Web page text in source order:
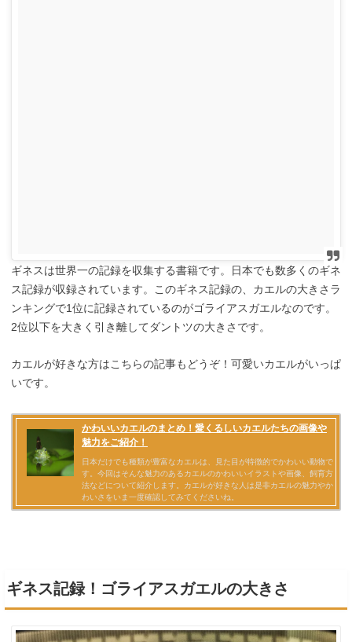
ギネスは世界一の記録を収集する書籍です。日本でも数多くのギネ
ス記録が収録されています。このギネス記録の、カエルの大きさラ
ンキングで1位に記録されているのがゴライアスガエルなのです。
2位以下を大きく引き離してダントツの大きさです。
カエルが好きな方はこちらの記事もどうぞ！可愛いカエルがいっぱ
いです。
ギネス記録！ゴライアスガエルの大きさ